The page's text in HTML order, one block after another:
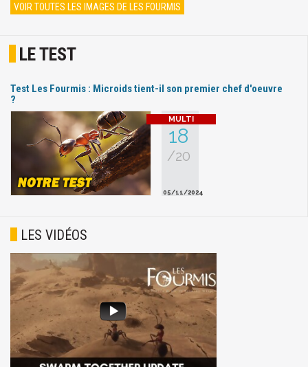
VOIR TOUTES LES IMAGES DE LES FOURMIS
LE TEST
Test Les Fourmis : Microids tient-il son premier chef d'oeuvre
?
18
/20
05/11/2024
LES VIDÉOS